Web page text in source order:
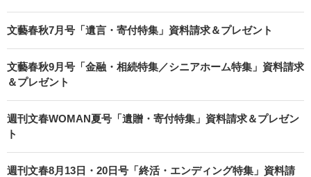
文藝春秋7月号「遺言・寄付特集」資料請求＆プレゼント
文藝春秋9月号「金融・相続特集／シニアホーム特集」資料請求
＆プレゼント
週刊文春WOMAN夏号「遺贈・寄付特集」資料請求＆プレゼン
ト
週刊文春8月13日・20日号「終活・エンディング特集」資料請